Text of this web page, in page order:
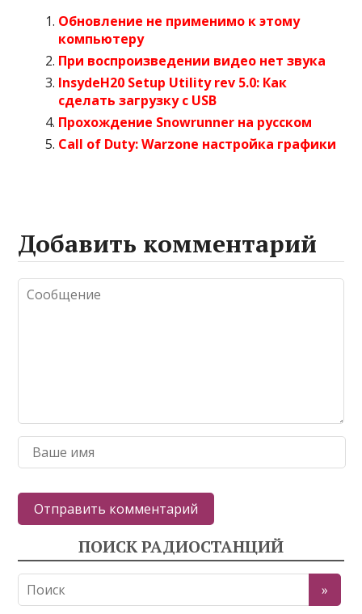
Обновление не применимо к этому
компьютеру
При воспроизведении видео нет звука
InsydeH20 Setup Utility rev 5.0: Как
сделать загрузку с USB
Прохождение Snowrunner на русском
Call of Duty: Warzone настройка графики
Добавить комментарий
ПОИСК РАДИОСТАНЦИЙ